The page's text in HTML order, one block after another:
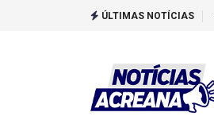
ÚLTIMAS NOTÍCIAS